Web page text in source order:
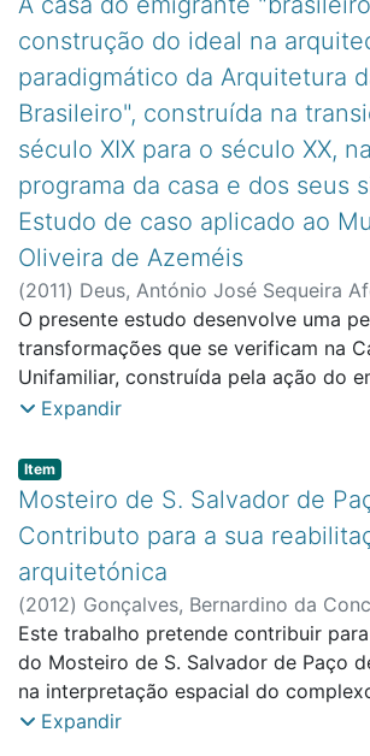
construção do ideal na
paradigmático da Arquitetura
Brasileiro", construída na
século XIX para o século XX,
programa da casa e dos seus
Estudo de caso aplicado ao
Oliveira de Azeméis
(2011) Deus, António José Sequeira
Francisco António Ribeiro da, orient.
O presente estudo desenvolve uma
transformações que se verificam na
Unifamiliar, construída pela ação do
brasileiro na transição do século XIX
1910. No período objecto de estudo
construção de inúmeras casas,
que tiveram um êxodo expressivo de
dirigida ao Brasil, operando-se uma
paisagem das vilas e cidades do
situação que caracteriza algumas das
actualidade, algumas com o estatuto
caso da vila de Oliveira de Azeméis,
administrativa de um concelho
marcado pela emigração, estando
Expandir
Item type:
Item,
Mosteiro de S. Salvador de
Contributo para a sua
arquitetónica
(2012) Gonçalves, Bernardino da
Silva, Lígia Paula Simões Esteves
orient.
Este trabalho pretende contribuir
do Mosteiro de S. Salvador de Paço
na interpretação espacial do
desde a fundação à extinção da
Expandir